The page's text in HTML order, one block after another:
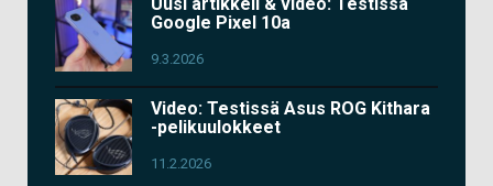
Google Pixel 10a
9.3.2026
Video: Testissä Asus ROG Kithara
-pelikuulokkeet
11.2.2026